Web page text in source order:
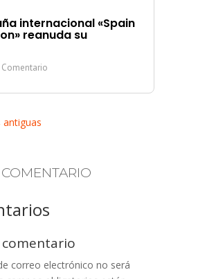
internacional «Spain
reanuda su
Comentario
antiguas
comentario
correo electrónico no será